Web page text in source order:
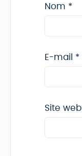
Nom *
E-mail *
Site web